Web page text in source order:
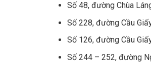
Số 48, đường Chùa
Số 228, đường Cầu
Số 126, đường Cầu
Số 244 – 252, đường